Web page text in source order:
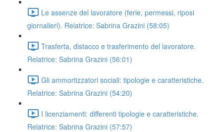
Le assenze del lavoratore (ferie, permessi, riposi
giornalieri). Relatrice: Sabrina Grazini (58:05)
Trasferta, distacco e trasferimento del lavoratore.
Relatrice: Sabrina Grazini (56:01)
Gli ammortizzatori sociali: tipologie e caratteristiche.
Relatrice: Sabrina Grazini (54:20)
I licenziamenti: differenti tipologie e caratteristiche.
Relatrice: Sabrina Grazini (57:57)